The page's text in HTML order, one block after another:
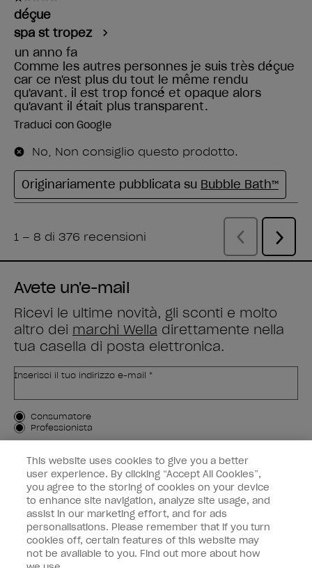
Avete un'e-mail
Ricevi le ultime novità, gli sconti e molto
altro dei marchi Wella direttamente nella
tua casella di posta elettronica.
Inserisci il tuo indirizzo e-mail *
Tipo di cliente
Consumatore
Professionista
ISCRIVIMI
Informazioni per i clienti
OPI & voi
This website uses cookies to give you a better
user experience. By clicking “Accept All Cookies”,
you agree to the storing of cookies on your device
to enhance site navigation, analyze site usage, and
assist in our marketing effort, and for ads
personalisations. Please remember that if you turn
cookies off, certain features of this website may
not be available to you. Find out more about how